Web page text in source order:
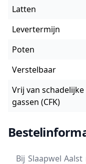
Latten
Levertermijn
Poten
Verstelbaar
Vrij van schadelijke
gassen (CFK)
Bij Slaapwel